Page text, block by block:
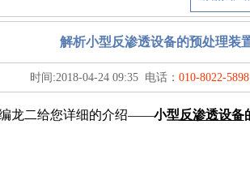
解析小型反渗透设备的预处理装
时间:2018-04-24 09:35 电话： 010-8022-5898
龙二给您详细的介绍——小型反渗透设备